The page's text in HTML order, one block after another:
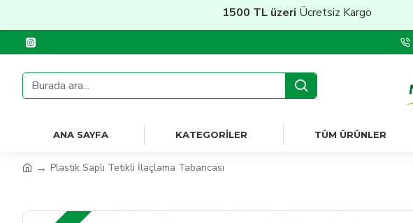
1500 TL üzeriÜcretsiz Kargo
ANA SAYFA KATEGORILER TÜM ÜRÜNLER
Plastik Saplı Tetikli İlaçlama Tabancası